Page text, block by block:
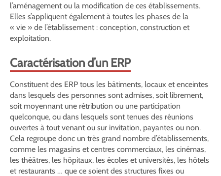
l’aménagement ou la modification de ces établissements.
Elles s’appliquent également à toutes les phases de la
« vie » de l’établissement : conception, construction et
exploitation.
Caractérisation d’un ERP
Constituent des ERP tous les bâtiments, locaux et enceintes
dans lesquels des personnes sont admises, soit librement,
soit moyennant une rétribution ou une participation
quelconque, ou dans lesquels sont tenues des réunions
ouvertes à tout venant ou sur invitation, payantes ou non.
Cela regroupe donc un très grand nombre d’établissements,
comme les magasins et centres commerciaux, les cinémas,
les théâtres, les hôpitaux, les écoles et universités, les hôtels
et restaurants … que ce soient des structures fixes ou